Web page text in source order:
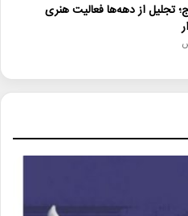
تجلیل از دهه‌ها فعالیت هنری